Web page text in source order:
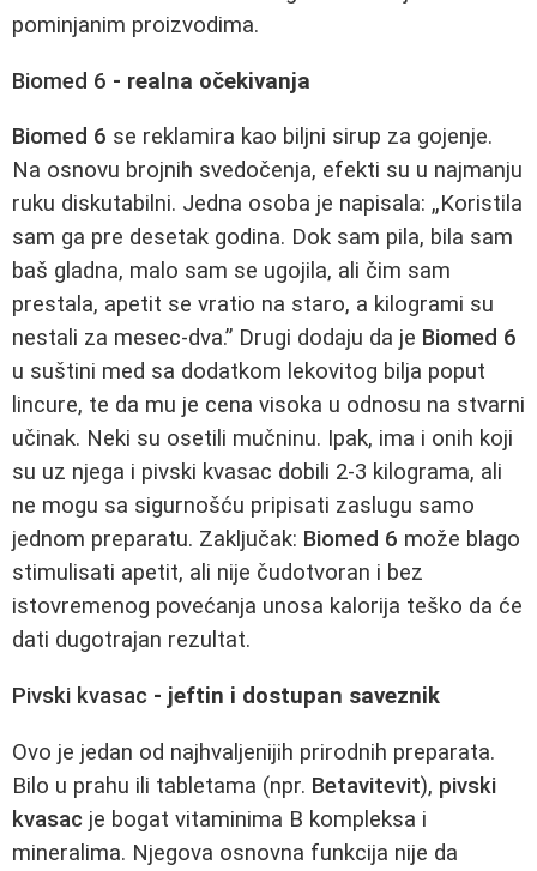
pominjanim proizvodima.
Biomed 6 - realna očekivanja
Biomed 6 se reklamira kao biljni sirup za gojenje.
Na osnovu brojnih svedočenja, efekti su u najmanju
ruku diskutabilni. Jedna osoba je napisala: „Koristila
sam ga pre desetak godina. Dok sam pila, bila sam
baš gladna, malo sam se ugojila, ali čim sam
prestala, apetit se vratio na staro, a kilogrami su
nestali za mesec-dva.” Drugi dodaju da je Biomed 6
u suštini med sa dodatkom lekovitog bilja poput
lincure, te da mu je cena visoka u odnosu na stvarni
učinak. Neki su osetili mučninu. Ipak, ima i onih koji
su uz njega i pivski kvasac dobili 2-3 kilograma, ali
ne mogu sa sigurnošću pripisati zaslugu samo
jednom preparatu. Zaključak: Biomed 6 može blago
stimulisati apetit, ali nije čudotvoran i bez
istovremenog povećanja unosa kalorija teško da će
dati dugotrajan rezultat.
Pivski kvasac - jeftin i dostupan saveznik
Ovo je jedan od najhvaljenijih prirodnih preparata.
Bilo u prahu ili tabletama (npr. Betavitevit), pivski
kvasac je bogat vitaminima B kompleksa i
mineralima. Njegova osnovna funkcija nije da